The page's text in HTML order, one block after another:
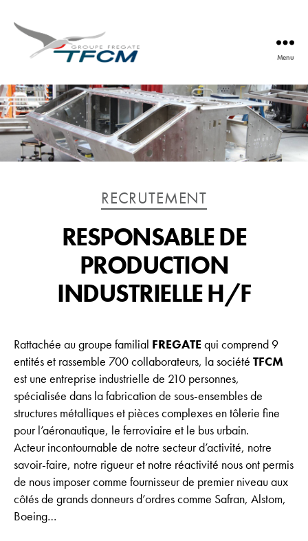
Menu
Catégories
RECRUTEMENT
RESPONSABLE DE
PRODUCTION
INDUSTRIELLE H/F
Rattachée au groupe familial FREGATEqui comprend 9
entités et rassemble 700 collaborateurs, la société TFCM
est une entreprise industrielle de 210 personnes,
spécialisée dans la fabrication de sous-ensembles de
structures métalliques et pièces complexes en tôlerie fine
pour l’aéronautique, le ferroviaire et le bus urbain.
Acteur incontournable de notre secteur d’activité, notre
savoir-faire, notre rigueur et notre réactivité nous ont permis
de nous imposer comme fournisseur de premier niveau aux
côtés de grands donneurs d’ordres comme Safran, Alstom,
Boeing…